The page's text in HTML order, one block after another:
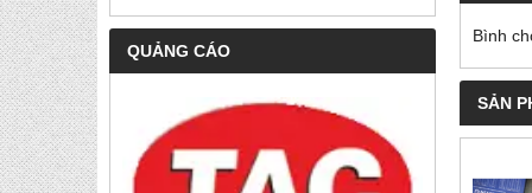
QUẢNG CÁO
Bình
SẢN